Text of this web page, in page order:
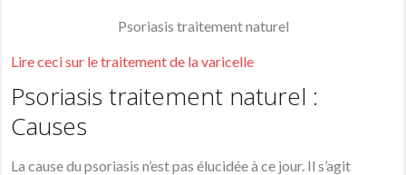
Psoriasis traitement naturel
Lire ceci sur le traitement de la varicelle
Psoriasis traitement naturel :
Causes
La cause du psoriasis n’est pas élucidée à ce jour. Il s’agit